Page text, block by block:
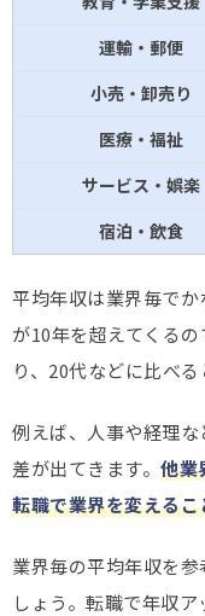
運輸・郵便
小売・卸売り
医療・福祉
サービス・娯楽
宿泊・飲食
平均年収は業界毎で
が10年を超えてくる
り、20代などに比べる
例えば、人事や経理
差が出てきます。 他業
転職で業界を変える
業界毎の平均年収を
しょう。転職で年収